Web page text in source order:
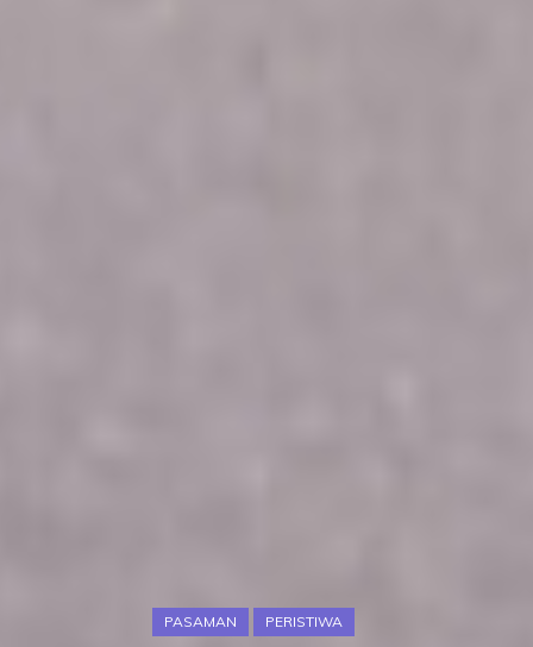
PASAMAN PERISTIWA